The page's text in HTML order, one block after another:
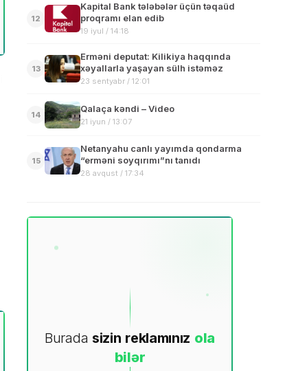
12
Kapital Bank tələbələr üçün təqaüd
proqramı elan edib
19 iyul / 14:18
13
Erməni deputat: Kilikiya haqqında
xəyallarla yaşayan sülh istəməz
23 sentyabr / 12:01
14
Qalaça kəndi – Video
21 iyun / 13:07
15
Netanyahu canlı yayımda qondarma
“erməni soyqırımı”nı tanıdı
28 avqust / 17:34
Burada sizin reklamınız ola
bilər